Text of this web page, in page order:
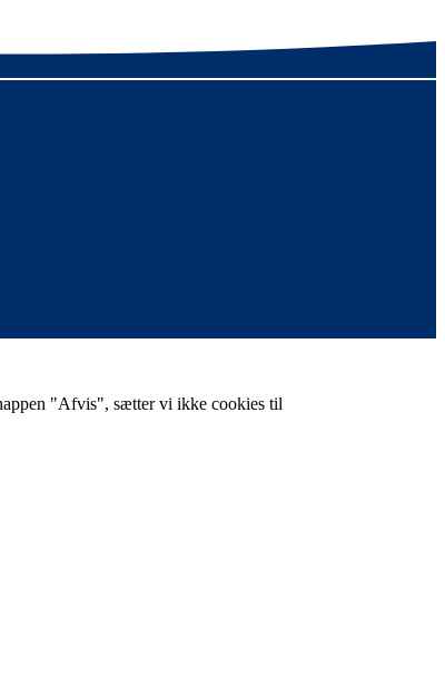
"Afvis", sætter vi ikke cookies til